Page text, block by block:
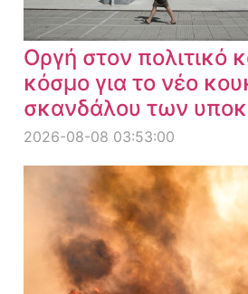
Οργή στον πολιτικό
κόσμο για το νέο
σκανδάλου των
2026-08-08 03:53:00